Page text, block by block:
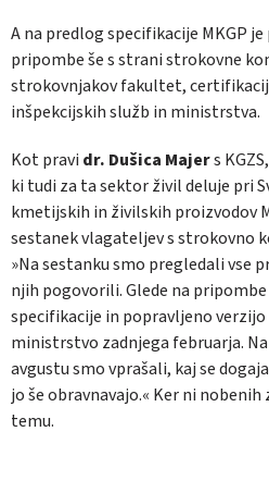
A na predlog specifikacije MKGP
pripombe še s strani strokovne
strokovnjakov fakultet,
inšpekcijskih služb in ministrstva.
Kot pravi dr. Dušica Majers
ki tudi za ta sektor živil deluje pri
kmetijskih in živilskih proizvodov
sestanek vlagateljev s strokovno
»Na sestanku smo pregledali vse
njih pogovorili. Glede na
specifikacije in popravljeno
ministrstvo zadnjega februarja.
avgustu smo vprašali, kaj se
jo še obravnavajo.« Ker ni
temu.